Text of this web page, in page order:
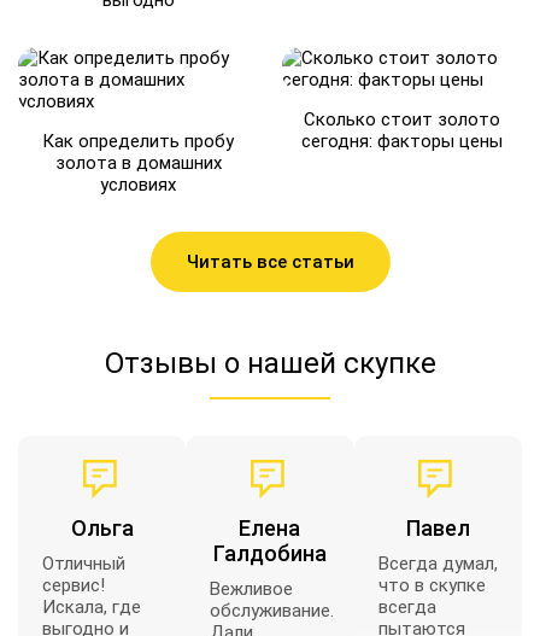
Как определить пробу
золота в домашних
условиях
Сколько стоит золото
сегодня: факторы цены
Читать все статьи
Отзывы о нашей скупке
Ольга
Отличный
сервис!
Искала, где
выгодно и
Елена
Галдобина
Вежливое
обслуживание.
Павел
Всегда думал,
что в скупке
всегда
пытаются